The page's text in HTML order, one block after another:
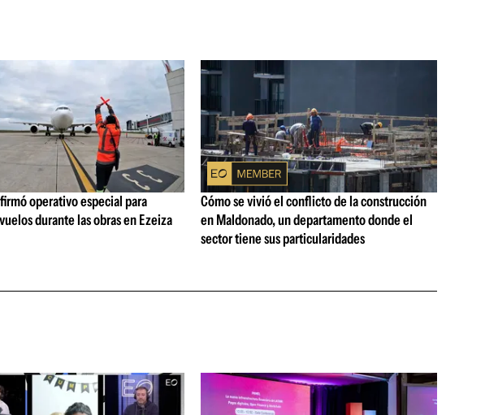
operativo especial para
durante las obras en Ezeiza
Cómo se vivió el conflicto de la construcción
en Maldonado, un departamento donde el
sector tiene sus particularidades